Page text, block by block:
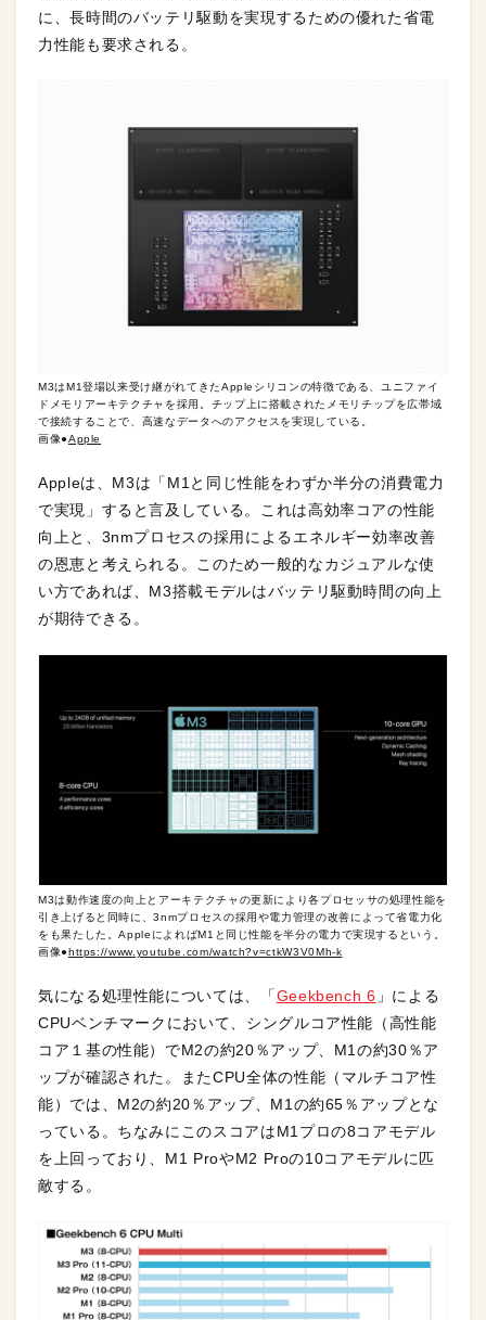
に、長時間のバッテリ駆動を実現するための優れた省電
力性能も要求される。
M3はM1登場以来受け継がれてきたAppleシリコンの特徴である、ユニファイ
ドメモリアーキテクチャを採用。チップ上に搭載されたメモリチップを広帯域
で接続することで、高速なデータへのアクセスを実現している。
画像●Apple
Appleは、M3は「M1と同じ性能をわずか半分の消費電力
で実現」すると言及している。これは高効率コアの性能
向上と、3nmプロセスの採用によるエネルギー効率改善
の恩恵と考えられる。このため一般的なカジュアルな使
い方であれば、M3搭載モデルはバッテリ駆動時間の向上
が期待できる。
M3は動作速度の向上とアーキテクチャの更新により各プロセッサの処理性能を
引き上げると同時に、3nmプロセスの採用や電力管理の改善によって省電力化
をも果たした。AppleによればM1と同じ性能を半分の電力で実現するという。
画像●https://www.youtube.com/watch?v=ctkW3V0Mh-k
気になる処理性能については、「Geekbench 6 」による
CPUベンチマークにおいて、シングルコア性能（高性能
コア１基の性能）でM2の約20％アップ、M1の約30％ア
ップが確認された。またCPU全体の性能（マルチコア性
能）では、M2の約20％アップ、M1の約65％アップとな
っている。ちなみにこのスコアはM1プロの8コアモデル
を上回っており、M1 ProやM2 Proの10コアモデルに匹
敵する。